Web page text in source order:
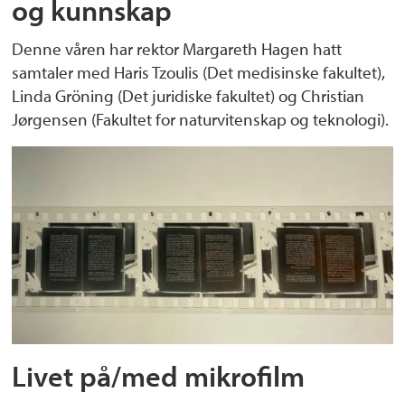
og kunnskap
Denne våren har rektor Margareth Hagen hatt
samtaler med Haris Tzoulis (Det medisinske fakultet),
Linda Gröning (Det juridiske fakultet) og Christian
Jørgensen (Fakultet for naturvitenskap og teknologi).
Livet på/med mikrofilm